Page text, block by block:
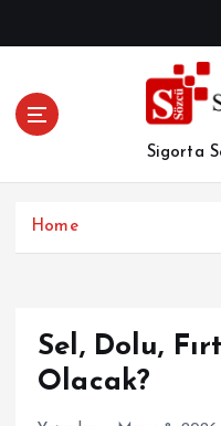
Sigorta
Home
Sel, Dolu,
Olacak?